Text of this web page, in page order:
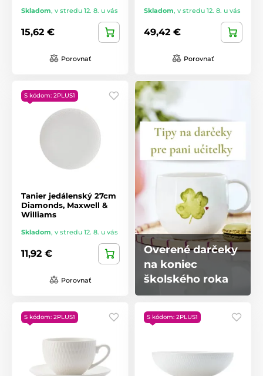
Skladom, v stredu 12. 8. u vás
15,62 €
Porovnať
Skladom, v stredu 12. 8. u vás
49,42 €
Porovnať
S kódom: 2PLUS1
Tanier jedálenský 27cm
Diamonds, Maxwell &
Williams
Skladom, v stredu 12. 8. u vás
11,92 €
Porovnať
Overené darčeky
na koniec
školského roka
S kódom: 2PLUS1 S kódom: 2PLUS1